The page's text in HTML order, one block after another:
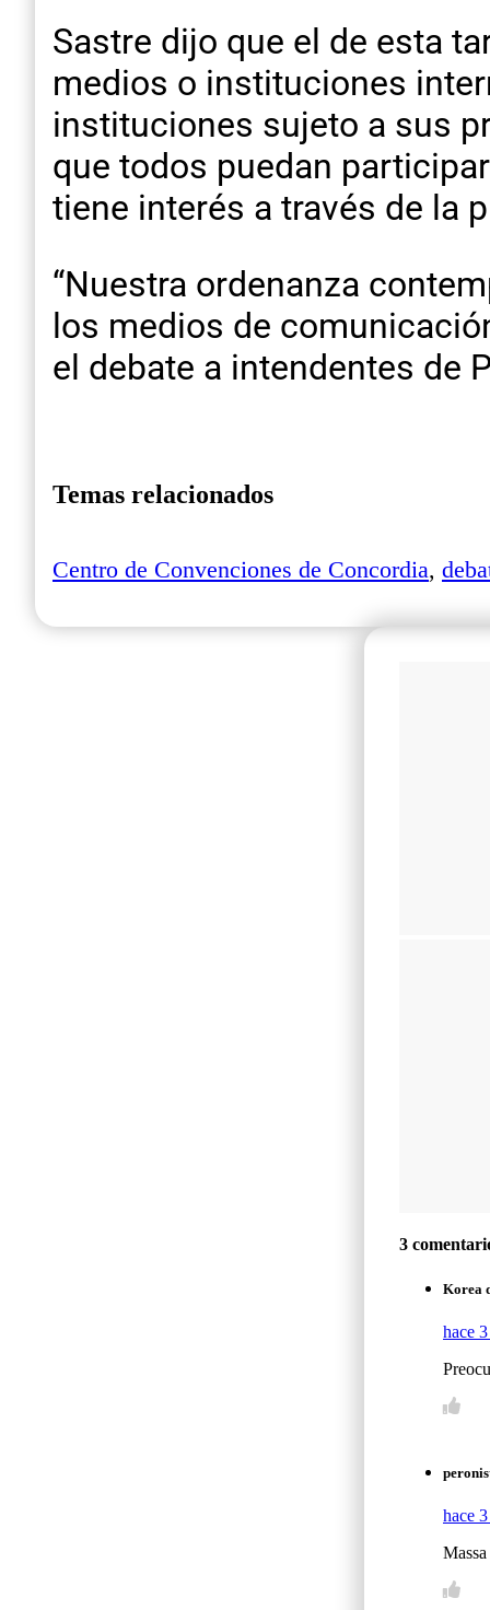
Sastre dijo que el de esta
medios o instituciones
instituciones sujeto a sus
que todos puedan
tiene interés a través de la
“Nuestra ordenanza
los medios de
el debate a intendentes de
Temas relacionados
Centro de Convenciones de Concordia,
3
Korea
hace
hace